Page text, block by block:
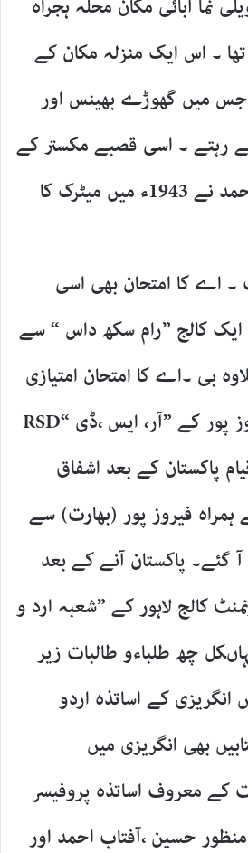
نما آبائی مکان محلہ ہجراہ
۔ اس ایک منزلہ مکان کے
جس میں گھوڑے بھینس اور
رہتے ۔ اسی قصبے مکستر کے
اسکول میں اشفاق احمد نے 1943ء میں میٹرک کا
اے کا امتحان بھی اسی
ایک کالج ”رام سکھ داس “ سے
بی ۔اے کا امتحان امتیازی
نمبروں کے ساتھ فیروز پور کے ”آر، ایس ،ڈی “RSD
پاکستان کے بعد اشفاق
ہمراہ فیروز پور (بھارت) سے
گئے۔ پاکستان آنے کے بعد
کالج لاہور کے ”شعبہ ارد و
چھ طلباءو طالبات زیر
انگریزی کے اساتذہ اردو
بھی انگریزی میں
کے معروف اساتذہ پروفیسر
حسین ،آفتاب احمد اور